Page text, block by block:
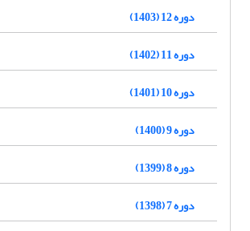
دوره 12 (1403)
دوره 11 (1402)
دوره 10 (1401)
دوره 9 (1400)
دوره 8 (1399)
دوره 7 (1398)